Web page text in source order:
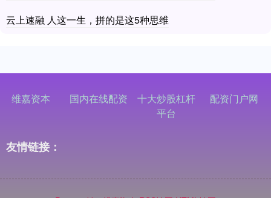
云上速融 人这一生，拼的是这5种思维
维嘉资本 国内在线配资
十大炒股杠杆
平台
配资门户网
友情链接：